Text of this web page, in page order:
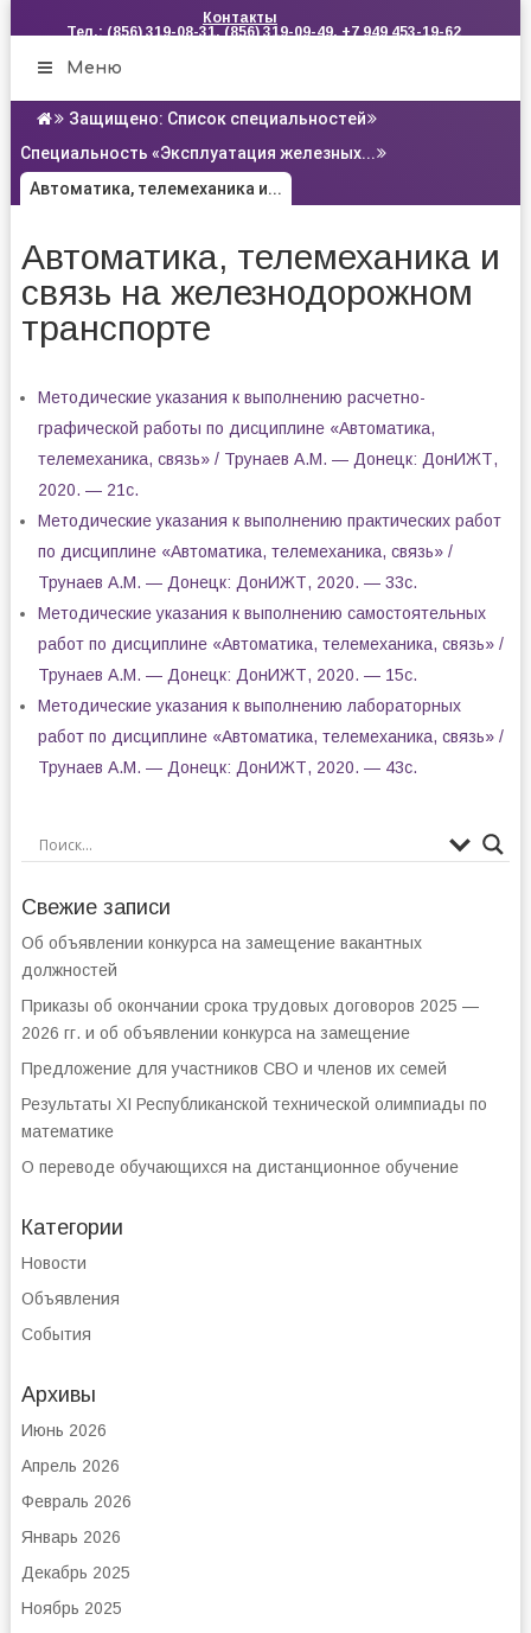
Контакты
Тел.: (856) 319-08-31, (856) 319-09-49, +7 949 453-19-62
Меню
Защищено: Список специальностей
Специальность «Эксплуатация железных...
Автоматика, телемеханика и...
Автоматика, телемеханика и
связь на железнодорожном
транспорте
Методические указания к выполнению расчетно-
графической работы по дисциплине «Автоматика,
телемеханика, связь» / Трунаев А.М. — Донецк: ДонИЖТ,
2020. — 21с.
Методические указания к выполнению практических работ
по дисциплине «Автоматика, телемеханика, связь» /
Трунаев А.М. — Донецк: ДонИЖТ, 2020. — 33с.
Методические указания к выполнению самостоятельных
работ по дисциплине «Автоматика, телемеханика, связь» /
Трунаев А.М. — Донецк: ДонИЖТ, 2020. — 15с.
Методические указания к выполнению лабораторных
работ по дисциплине «Автоматика, телемеханика, связь» /
Трунаев А.М. — Донецк: ДонИЖТ, 2020. — 43с.
Свежие записи
Об объявлении конкурса на замещение вакантных
должностей
Приказы об окончании срока трудовых договоров 2025 —
2026 гг. и об объявлении конкурса на замещение
Предложение для участников СВО и членов их семей
Результаты XI Республиканской технической олимпиады по
математике
О переводе обучающихся на дистанционное обучение
Категории
Новости
Объявления
События
Архивы
Июнь 2026
Апрель 2026
Февраль 2026
Январь 2026
Декабрь 2025
Ноябрь 2025